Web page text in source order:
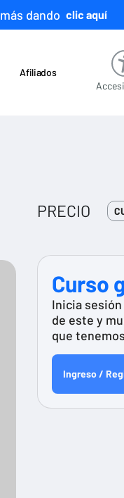
más dando clic aquí
Afiliados
PRECIO
Curso
Inicia
de este y
que
Ingreso /